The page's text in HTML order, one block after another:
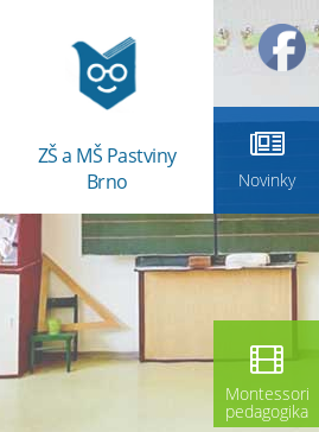
ZŠ a MŠ Pastviny
Brno
Novinky
Montessori
pedagogika